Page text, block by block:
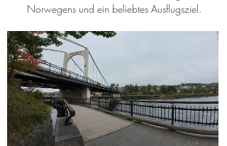
Norwegens und ein beliebtes Ausflugsziel.